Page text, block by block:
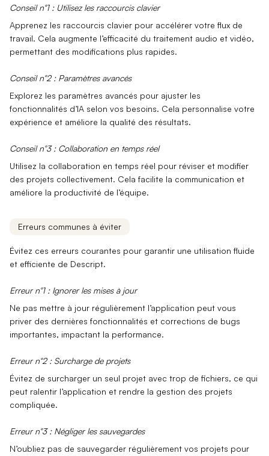
Conseil n°1 : Utilisez les raccourcis clavier
Apprenez les raccourcis clavier pour accélérer votre flux de
travail. Cela augmente l’efficacité du traitement audio et vidéo,
permettant des modifications plus rapides.
Conseil n°2 : Paramètres avancés
Explorez les paramètres avancés pour ajuster les
fonctionnalités d’IA selon vos besoins. Cela personnalise votre
expérience et améliore la qualité des résultats.
Conseil n°3 : Collaboration en temps réel
Utilisez la collaboration en temps réel pour réviser et modifier
des projets collectivement. Cela facilite la communication et
améliore la productivité de l’équipe.
Erreurs communes à éviter
Évitez ces erreurs courantes pour garantir une utilisation fluide
et efficiente de Descript.
Erreur n°1 : Ignorer les mises à jour
Ne pas mettre à jour régulièrement l’application peut vous
priver des dernières fonctionnalités et corrections de bugs
importantes, impactant la performance.
Erreur n°2 : Surcharge de projets
Évitez de surcharger un seul projet avec trop de fichiers, ce qui
peut ralentir l’application et rendre la gestion des projets
compliquée.
Erreur n°3 : Négliger les sauvegardes
N’oubliez pas de sauvegarder régulièrement vos projets pour